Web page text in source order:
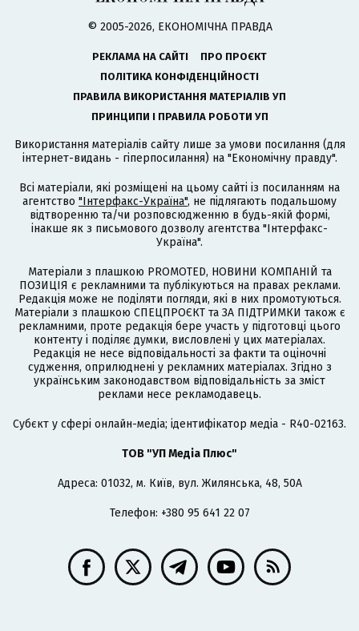
© 2005-2026, ЕКОНОМІЧНА ПРАВДА
РЕКЛАМА НА САЙТІ
ПРО ПРОЄКТ
ПОЛІТИКА КОНФІДЕНЦІЙНОСТІ
ПРАВИЛА ВИКОРИСТАННЯ МАТЕРІАЛІВ УП
ПРИНЦИПИ І ПРАВИЛА РОБОТИ УП
Використання матеріалів сайту лише за умови посилання (для
інтернет-видань - гіперпосилання) на "Економічну правду".
Всі матеріали, які розміщені на цьому сайті із посиланням на
агентство "Інтерфакс-Україна", не підлягають подальшому
відтворенню та/чи розповсюдженню в будь-якій формі,
інакше як з письмового дозволу агентства "Інтерфакс-
Україна".
Матеріали з плашкою PROMOTED, НОВИНИ КОМПАНІЙ та
ПОЗИЦІЯ є рекламними та публікуються на правах реклами.
Редакція може не поділяти погляди, які в них промотуються.
Матеріали з плашкою СПЕЦПРОЄКТ та ЗА ПІДТРИМКИ також є
рекламними, проте редакція бере участь у підготовці цього
контенту і поділяє думки, висловлені у цих матеріалах.
Редакція не несе відповідальності за факти та оціночні
судження, оприлюднені у рекламних матеріалах. Згідно з
українським законодавством відповідальність за зміст
реклами несе рекламодавець.
Cубєкт у сфері онлайн-медіа; ідентифікатор медіа - R40-02163.
ТОВ "УП Медіа Плюс"
Адреса: 01032, м. Київ, вул. Жилянська, 48, 50А
Телефон: +380 95 641 22 07